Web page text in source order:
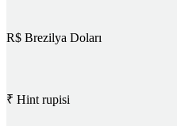
R$ Brezilya Doları
₹ Hint rupisi